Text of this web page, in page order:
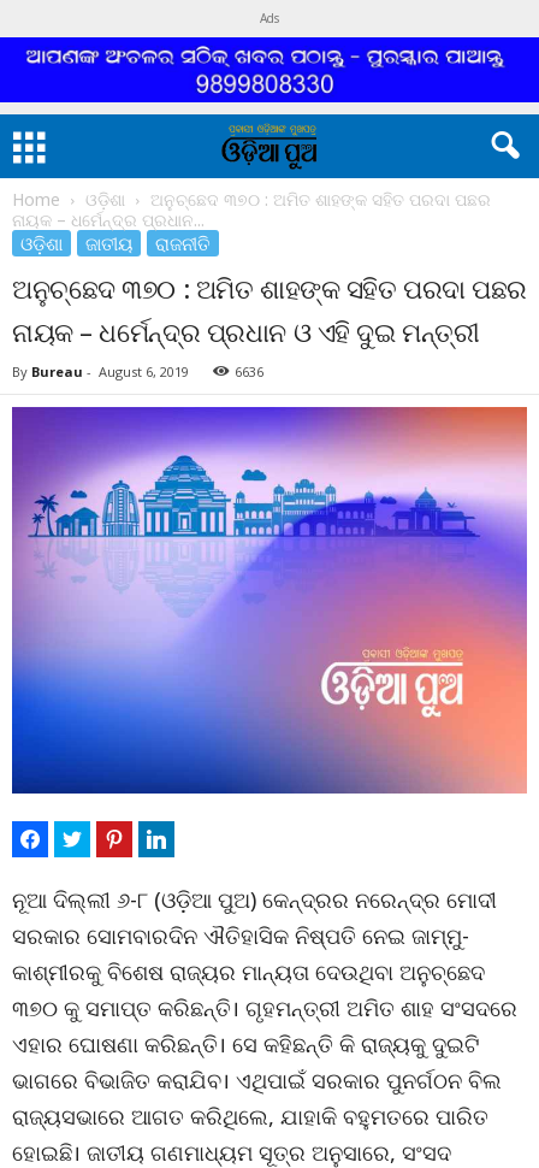
Ads
Home ଓଡ଼ିଶା
ଅନୁଚ୍ଛେଦ ୩୭୦ : ଅମିତ ଶାହଙ୍କ ସହିତ ପରଦା ପଛର
ନାୟକ – ଧର୍ମେନ୍ଦ୍ର ପ୍ରଧାନ...
ଓଡ଼ିଶା ଜାତୀୟ ରାଜନୀତି
ଅନୁଚ୍ଛେଦ ୩୭୦ : ଅମିତ ଶାହଙ୍କ ସହିତ ପରଦା ପଛର
ନାୟକ – ଧର୍ମେନ୍ଦ୍ର ପ୍ରଧାନ ଓ ଏହି ଦୁଇ ମନ୍ତ୍ରୀ
By Bureau - August 6, 2019 6636
ନୂଆ ଦିଲ୍ଲୀ ୬-୮ (ଓଡ଼ିଆ ପୁଅ) କେନ୍ଦ୍ରର ନରେନ୍ଦ୍ର ମୋଦୀ
ସରକାର ସୋମବାରଦିନ ଐତିହାସିକ ନିଷ୍ପତି ନେଇ ଜାମ୍ମୁ-
କାଶ୍ମୀରକୁ ବିଶେଷ ରାଜ୍ୟର ମାନ୍ୟତା ଦେଉଥିବା ଅନୁଚ୍ଛେଦ
୩୭୦ କୁ ସମାପ୍ତ କରିଛନ୍ତି। ଗୃହମନ୍ତ୍ରୀ ଅମିତ ଶାହ ସଂସଦରେ
ଏହାର ଘୋଷଣା କରିଛନ୍ତି। ସେ କହିଛନ୍ତି କି ରାଜ୍ୟକୁ ଦୁଇଟି
ଭାଗରେ ବିଭାଜିତ କରାଯିବ। ଏଥିପାଇଁ ସରକାର ପୁନର୍ଗଠନ ବିଲ
ରାଜ୍ୟସଭାରେ ଆଗତ କରିଥିଲେ, ଯାହାକି ବହୁମତରେ ପାରିତ
ହୋଇଛି। ଜାତୀୟ ଗଣମାଧ୍ୟମ ସୂତ୍ର ଅନୁସାରେ, ସଂସଦ